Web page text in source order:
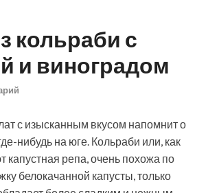
кольраби с
и виноградом
с изысканным вкусом напомнит о
нибудь на юге. Кольраби или, как
капустная репа, очень похожа по
белокачанной капусты, только